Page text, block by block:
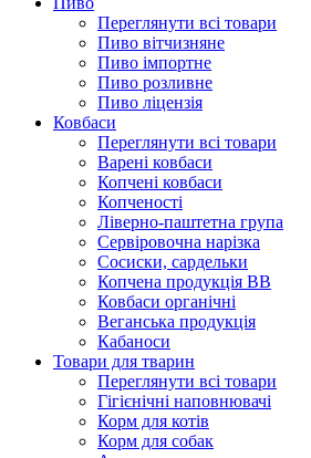
Переглянути всі товари
Пиво вітчизняне
Пиво імпортне
Пиво розливне
Пиво ліцензія
Ковбаси
Переглянути всі товари
Варені ковбаси
Копчені ковбаси
Копченості
Ліверно-паштетна група
Сервіровочна нарізка
Сосиски, сардельки
Копчена продукція ВВ
Ковбаси органічні
Веганська продукція
Кабаноси
Товари для тварин
Переглянути всі товари
Гігієнічні наповнювачі
Корм для котів
Корм для собак